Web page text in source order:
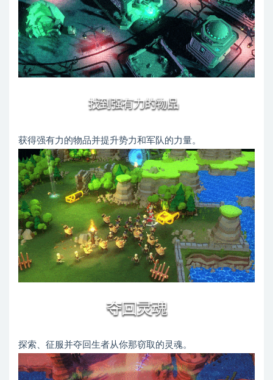
获得强有力的物品并提升势力和军队的力量。
探索、征服并夺回生者从你那窃取的灵魂。